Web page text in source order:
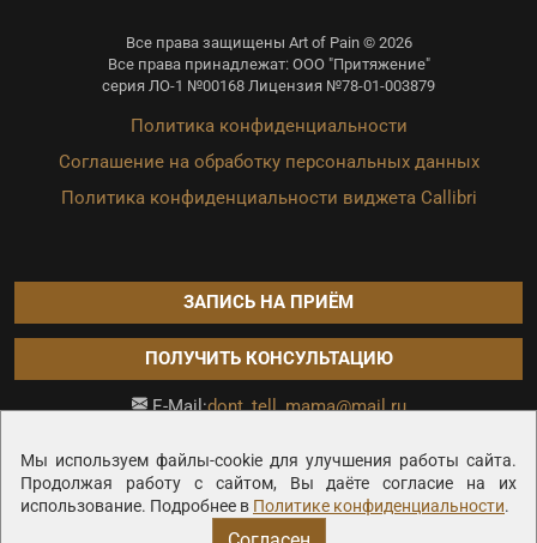
Мы используем файлы-cookie для улучшения работы сайта.
Продолжая работу с сайтом, Вы даёте согласие на их
использование. Подробнее в Политике конфиденциальности.
Все права защищены Art of Pain © 2026
Все права принадлежат: ООО "Притяжение"
серия ЛО-1 №00168 Лицензия №78-01-003879
Политика конфиденциальности
Соглашение на обработку персональных данных
Политика конфиденциальности виджета Callibri
ЗАПИСЬ НА ПРИЁМ
ПОЛУЧИТЬ КОНСУЛЬТАЦИЮ
E-Mail:dont_tell_mama@mail.ru